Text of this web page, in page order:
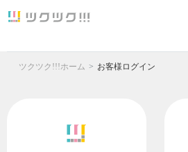
ツクツク!!!ホーム お客様ログイン